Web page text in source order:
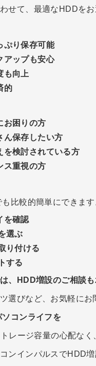
せて、最適なHDDをお
ぷり保存可能
アップも安心
も向上
的
お困りの方
ん保存したい方
を検討されている方
ス重視の方
比較的簡単にできます
を確認
選ぶ
り付ける
する
、HDD増設のご相談も
選びなど、お気軽にお
コンライフを
レージ容量の心配な
ンインパルスでHDD増